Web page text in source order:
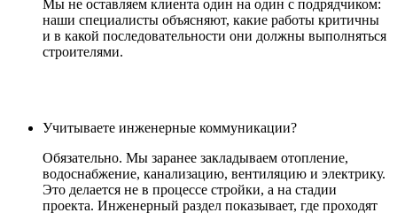
Мы не оставляем клиента один на один с подрядчиком:
наши специалисты объясняют, какие работы критичны
и в какой последовательности они должны выполняться
строителями.
Учитываете инженерные коммуникации?
Обязательно. Мы заранее закладываем отопление,
водоснабжение, канализацию, вентиляцию и электрику.
Это делается не в процессе стройки, а на стадии
проекта. Инженерный раздел показывает, где проходят